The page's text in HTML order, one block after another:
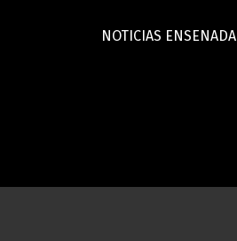
NOTICIAS ENSENADA